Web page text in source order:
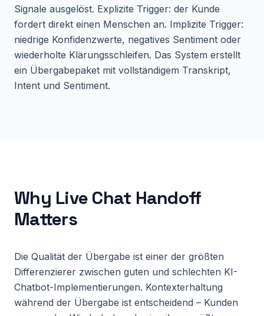
Signale ausgelöst. Explizite Trigger: der Kunde
fordert direkt einen Menschen an. Implizite Trigger:
niedrige Konfidenzwerte, negatives Sentiment oder
wiederholte Klärungsschleifen. Das System erstellt
ein Übergabepaket mit vollständigem Transkript,
Intent und Sentiment.
Why Live Chat Handoff
Matters
Die Qualität der Übergabe ist einer der größten
Differenzierer zwischen guten und schlechten KI-
Chatbot-Implementierungen. Kontexterhaltung
während der Übergabe ist entscheidend – Kunden